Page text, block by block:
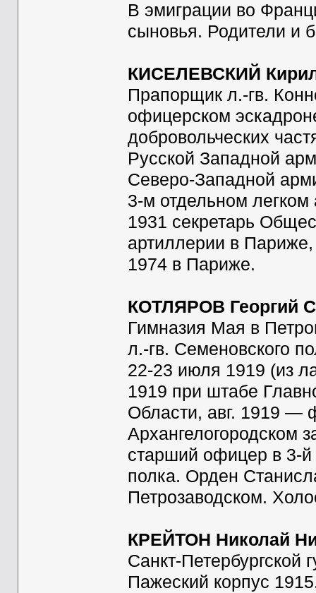
В эмиграции во
сыновья. Родители и
КИСЕЛЕВСКИЙ
Прапорщик л.-гв.
офицерском
добровольческих
Русской Западной
Северо-Западной
3-м отдельном
1931 секретарь
артиллерии в
1974 в Париже.
КОТЛЯРОВ Георгий
Гимназия Мая в
л.-гв. Семеновского
22-23 июля 1919 (из
1919 при штабе
Области, авг. 1919 —
Архангелогородском
старший офицер в 3-й
полка. Орден
Петрозаводском.
КРЕЙТОН Николай
Санкт-Петербургской
Пажеский корпус